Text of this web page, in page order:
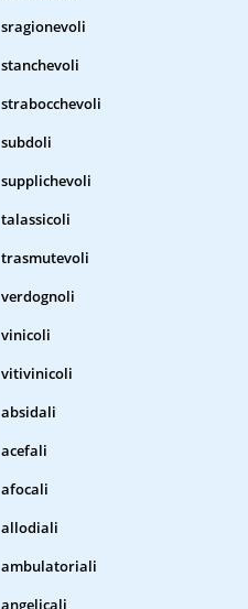
sragionevoli
stanchevoli
strabocchevoli
subdoli
supplichevoli
talassicoli
trasmutevoli
verdognoli
vinicoli
vitivinicoli
absidali
acefali
afocali
allodiali
ambulatoriali
angelicali